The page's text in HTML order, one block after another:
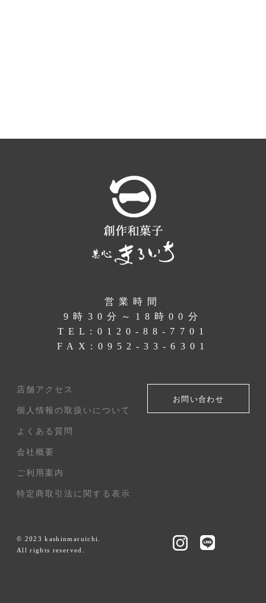
営業時間
9時30分～18時00分
TEL: 0120-88-7701
FAX:0952-33-6301
お問い合わせ
店舗アクセス
個人情報の取扱いについて
よくある質問
会社概要
ご利用案内
特定商取引法に関する表示
© 2023 kashinmaruichi.
All rights reserved.